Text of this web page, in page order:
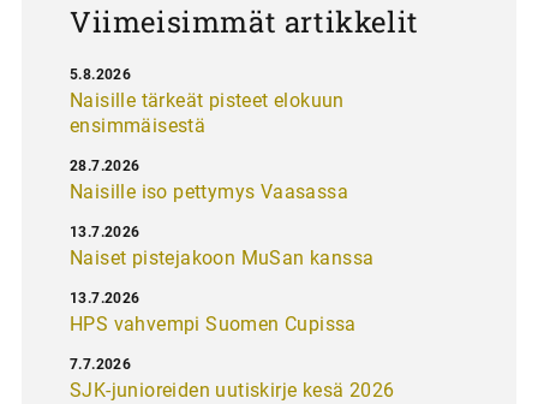
Viimeisimmät artikkelit
Naisille tärkeät pisteet elokuun
ensimmäisestä
5.8.2026
Naisille iso pettymys Vaasassa
28.7.2026
Naiset pistejakoon MuSan kanssa
13.7.2026
HPS vahvempi Suomen Cupissa
13.7.2026
SJK-junioreiden uutiskirje kesä 2026
7.7.2026